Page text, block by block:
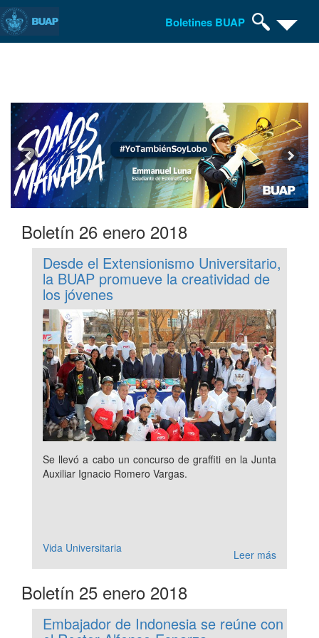
Boletines BUAP
Boletín 26 enero 2018
Desde el Extensionismo Universitario,
la BUAP promueve la creatividad de
los jóvenes
Se llevó a cabo un concurso de graffiti en la Junta
Auxiliar Ignacio Romero Vargas.
Vida Universitaria Leer más
Boletín 25 enero 2018
Embajador de Indonesia se reúne con